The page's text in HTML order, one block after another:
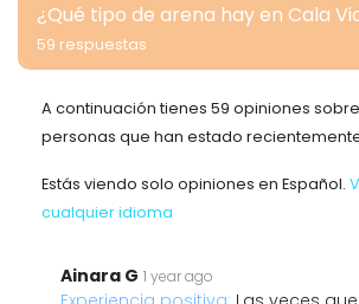
¿Qué tipo de arena hay en Cala
59 respuestas
A continuación tienes 59 opiniones
personas que han estado
Estás viendo solo opiniones en Español.
cualquier idioma
Ainara G 1 year ago